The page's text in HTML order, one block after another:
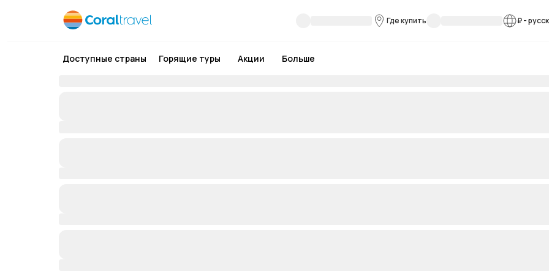
Где купить ₽-
Доступные страны Горящие туры Акции Больше